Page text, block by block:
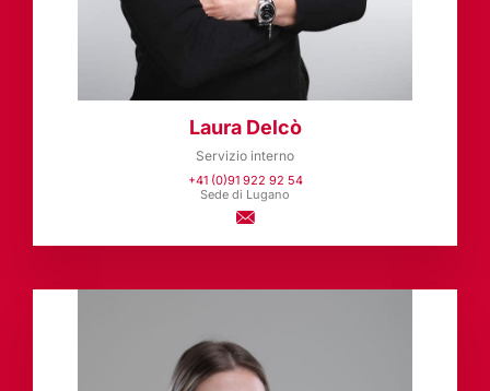
Laura Delcò
Servizio interno
+41 (0)91 922 92 54
Sede di Lugano